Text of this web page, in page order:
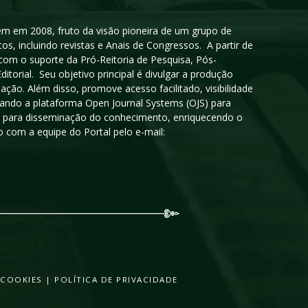
em 2008, fruto da visão pioneira de um grupo de
incluindo revistas e Anais de Congressos. A partir de
o suporte da Pró-Reitoria de Pesquisa, Pós-
Seu objetivo principal é divulgar a produção
Além disso, promove acesso facilitado, visibilidade
a plataforma Open Journal Systems (OJS) para
disseminação do conhecimento, enriquecendo o
a equipe do Portal pelo e-mail:
| POLÍTICA DE PRIVACIDADE